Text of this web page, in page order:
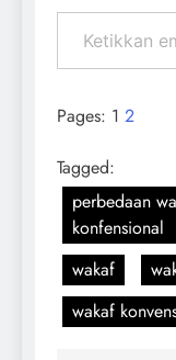
Pages: 1 2
Tagged:
perbedaan
konfensional
wakaf
wakaf